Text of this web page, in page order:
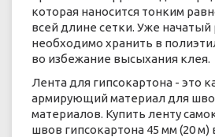
которая наносится тонким
всей длине сетки. Уже
необходимо хранить в
во избежание высыхания клея.
Лента для гипсокартона - это
армирующий материал для
материалов. Купить ленту
швов гипсокартона 45 мм (20